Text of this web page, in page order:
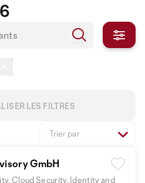
LES FILTRES
Trier par
GmbH
Cloud Security, Identity and